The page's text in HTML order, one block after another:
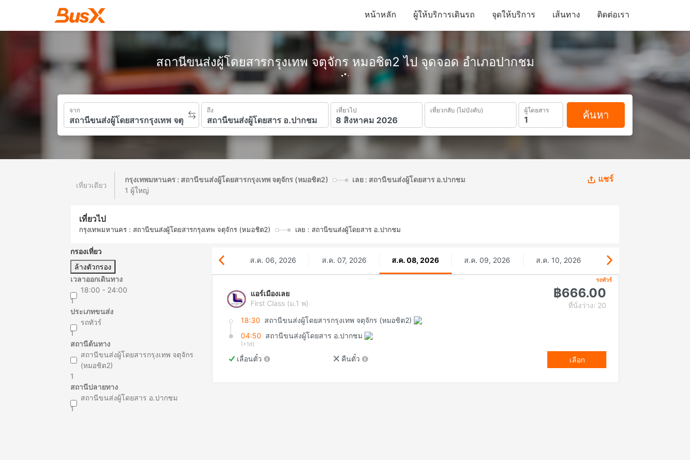
สถานีขนส่งผู้โดยสารกรุงเทพ จตุจักร หมอชิต2 ไป จุดจอด อำเภอปากชม
จาก ถึง เที่ยวไป เที่ยวกลับ (ไม่บังคับ) ผู้โดยสาร ค้นหา
หน้าหลัก ผู้ให้บริการเดินรถ จุดให้บริการ เส้นทาง ติดต่อเรา
เที่ยวเดียว
กรุงเทพมหานคร : สถานีขนส่งผู้โดยสารกรุงเทพ จตุจักร (หมอชิต2)
เลย : สถานีขนส่งผู้โดยสาร อ.ปากชม
1 ผู้ใหญ่
แชร์
เที่ยวไป
กรุงเทพมหานคร : สถานีขนส่งผู้โดยสารกรุงเทพ จตุจักร (หมอชิต2) เลย : สถานีขนส่งผู้โดยสาร อ.ปากชม
กรองเที่ยว
ล้างตัวกรอง
เวลาออกเดินทาง
18:00 - 24:00
1
ประเภทขนส่ง
รถทัวร์
1
สถานีต้นทาง
สถานีขนส่งผู้โดยสารกรุงเทพ จตุจักร
(หมอชิต2)
1
สถานีปลายทาง
สถานีขนส่งผู้โดยสาร อ.ปากชม
1
ส.ค. 06, 2026 ส.ค. 07, 2026 ส.ค. 08, 2026 ส.ค. 09, 2026 ส.ค. 10, 2026
รถทัวร์
แอร์เมืองเลย
First Class (ม.1 พ)
฿666.00
ที่นั่งว่าง: 20
18:30 สถานีขนส่งผู้โดยสารกรุงเทพ จตุจักร (หมอชิต2)
04:50 สถานีขนส่งผู้โดยสาร อ.ปากชม
(+1d)
เลื่อนตั๋ว คืนตั๋ว เลือก